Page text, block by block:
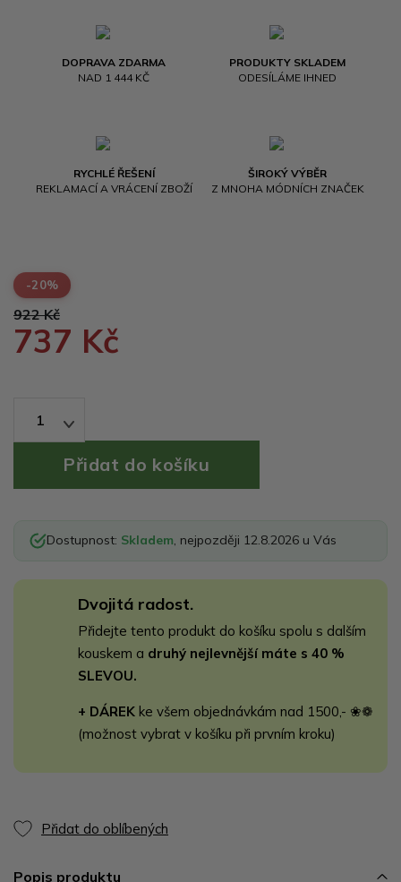
DOPRAVA ZDARMA
NAD 1 444 KČ
PRODUKTY SKLADEM
ODESÍLÁME IHNED
RYCHLÉ ŘEŠENÍ
REKLAMACÍ A VRÁCENÍ ZBOŽÍ
ŠIROKÝ VÝBĚR
Z MNOHA MÓDNÍCH ZNAČEK
-20%
922 Kč
737 Kč
1
Dostupnost: Skladem, nejpozději 12.8.2026 u Vás
Dvojitá radost.
Přidejte tento produkt do košíku spolu s dalším
kouskem a druhý nejlevnější máte s 40 %
SLEVOU.
+ DÁREK ke všem objednávkám nad 1500,- ❀❁
(možnost vybrat v košíku při prvním kroku)
Přidat do oblíbených
Popis produktu